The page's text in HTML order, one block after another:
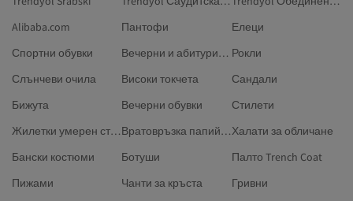
Alibaba.com
Пантофи
Елеци
Спортни обувки
Вечерни и абитуриентски рокли Рокли
Слънчеви очила
Високи токчета
Сандали
Бижута
Вечерни обувки
Стилети
Жилетки умерен стил
Вратовръзка папийонкаХалати за обличане
Бански костюми
Ботуши
Палто Trench Coat
Пижами
Чанти за кръста
Гривни